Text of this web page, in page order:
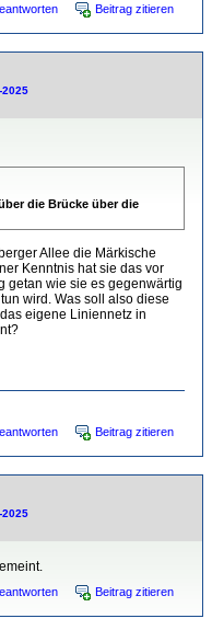
Beitrag zitieren
2025
die Brücke über die
Allee die Märkische
Kenntnis hat sie das vor
getan wie sie es gegenwärtig
wird. Was soll also diese
eigene Liniennetz in
Beitrag zitieren
2025
Beitrag zitieren